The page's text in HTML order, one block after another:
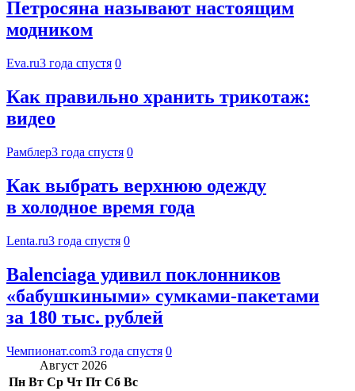
Петросяна называют настоящим
модником
Eva.ru3 года спустя 0
Как правильно хранить трикотаж:
видео
Рамблер3 года спустя 0
Как выбрать верхнюю одежду
в холодное время года
Lenta.ru3 года спустя 0
Balenciaga удивил поклонников
«бабушкиными» сумками-пакетами
за 180 тыс. рублей
Чемпионат.com3 года спустя 0
Август 2026
Пн Вт Ср Чт Пт Сб Вс